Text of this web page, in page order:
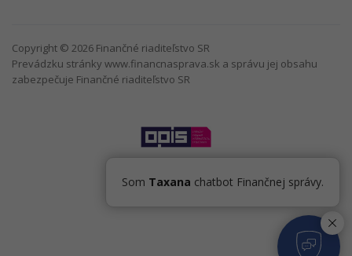
Copyright © 2026 Finančné riaditeľstvo SR
Prevádzku stránky www.financnasprava.sk a správu jej obsahu
zabezpečuje Finančné riaditeľstvo SR
Som Taxana chatbot Finančnej správy.